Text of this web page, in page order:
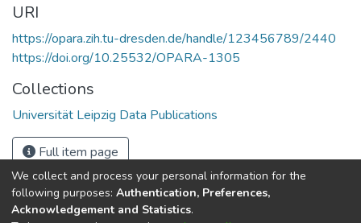
URI
https://opara.zih.tu-dresden.de/handle/123456789/2440
https://doi.org/10.25532/OPARA-1305
Collections
Universität Leipzig Data Publications
Full item page
We collect and process your personal information for the
following purposes: Authentication, Preferences,
Acknowledgement and Statistics.